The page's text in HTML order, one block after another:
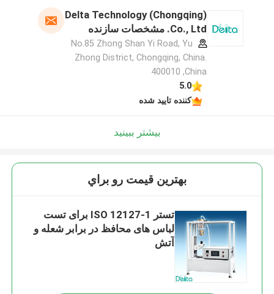
Delta Technology (Chongqing)
Co., Ltd. مشخصات سازنده
No.85 Zhong Shan Yi Road, Yu
Zhong District, Chongqing, China.
400010 ,China
5.0
کننده تایید شده
بیشتر ببینید
بهترين قيمت رو براي
تستر ISO 12127-1 برای تست
لباس های محافظ در برابر شعله و
آتش